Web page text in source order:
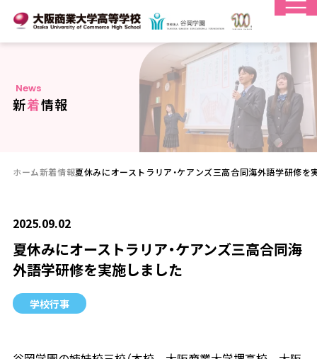
News
新着情報
ホーム新着情報夏休みにオーストラリア・ケアンズ三高合同海外語学研修を
2025.09.02
夏休みにオーストラリア・ケアンズ三高合同海
外語学研修を実施しました
学校行事